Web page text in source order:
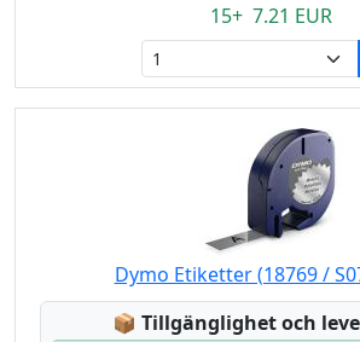
15+ 7.21 EUR
Dymo Etiketter (18769 /
📦 Lagerstatus:
Tillgänglighet och